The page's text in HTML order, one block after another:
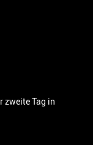
zweite Tag in